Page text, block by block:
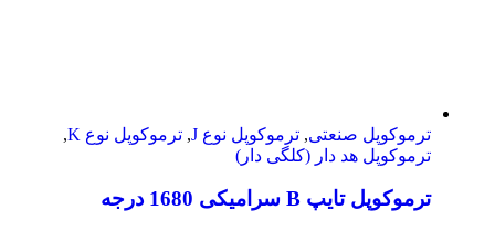
ترموکوپل صنعتی, ترموکوپل نوع J , ترموکوپل نوع K
,
ترموکوپل هد دار (کلگی دار)
ترموکوپل تایپ B سرامیکی 1680 درجه